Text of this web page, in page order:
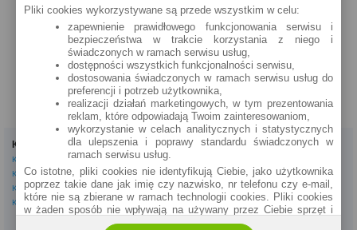
Bielsk Podlaski
A. Mickiewicza 53
zobacz na mapie »
Kredyty
Kredyty gotówkowe
Kredyty hipoteczne
Kredyty konsolidacyjne
Kredyty na samochód
Dla firm
Konta firmowe
Leasingi
Inne
Pliki cookies wykorzystywane są przede wszystkim w celu:
zapewnienie prawidłowego funkcjonowania serwisu i
bezpieczeństwa w trakcie korzystania z niego i
świadczonych w ramach serwisu usług,
dostępności wszystkich funkcjonalności serwisu,
dostosowania świadczonych w ramach serwisu usług do
preferencji i potrzeb użytkownika,
realizacji działań marketingowych, w tym prezentowania
reklam, które odpowiadają Twoim zainteresowaniom,
wykorzystanie w celach analitycznych i statystycznych
dla ulepszenia i poprawy standardu świadczonych w
ramach serwisu usług.
Co istotne, pliki cookies nie identyfikują Ciebie, jako użytkownika
poprzez takie dane jak imię czy nazwisko, nr telefonu czy e-mail,
które nie są zbierane w ramach technologii cookies. Pliki cookies
w żaden sposób nie wpływają na używany przez Ciebie sprzęt i